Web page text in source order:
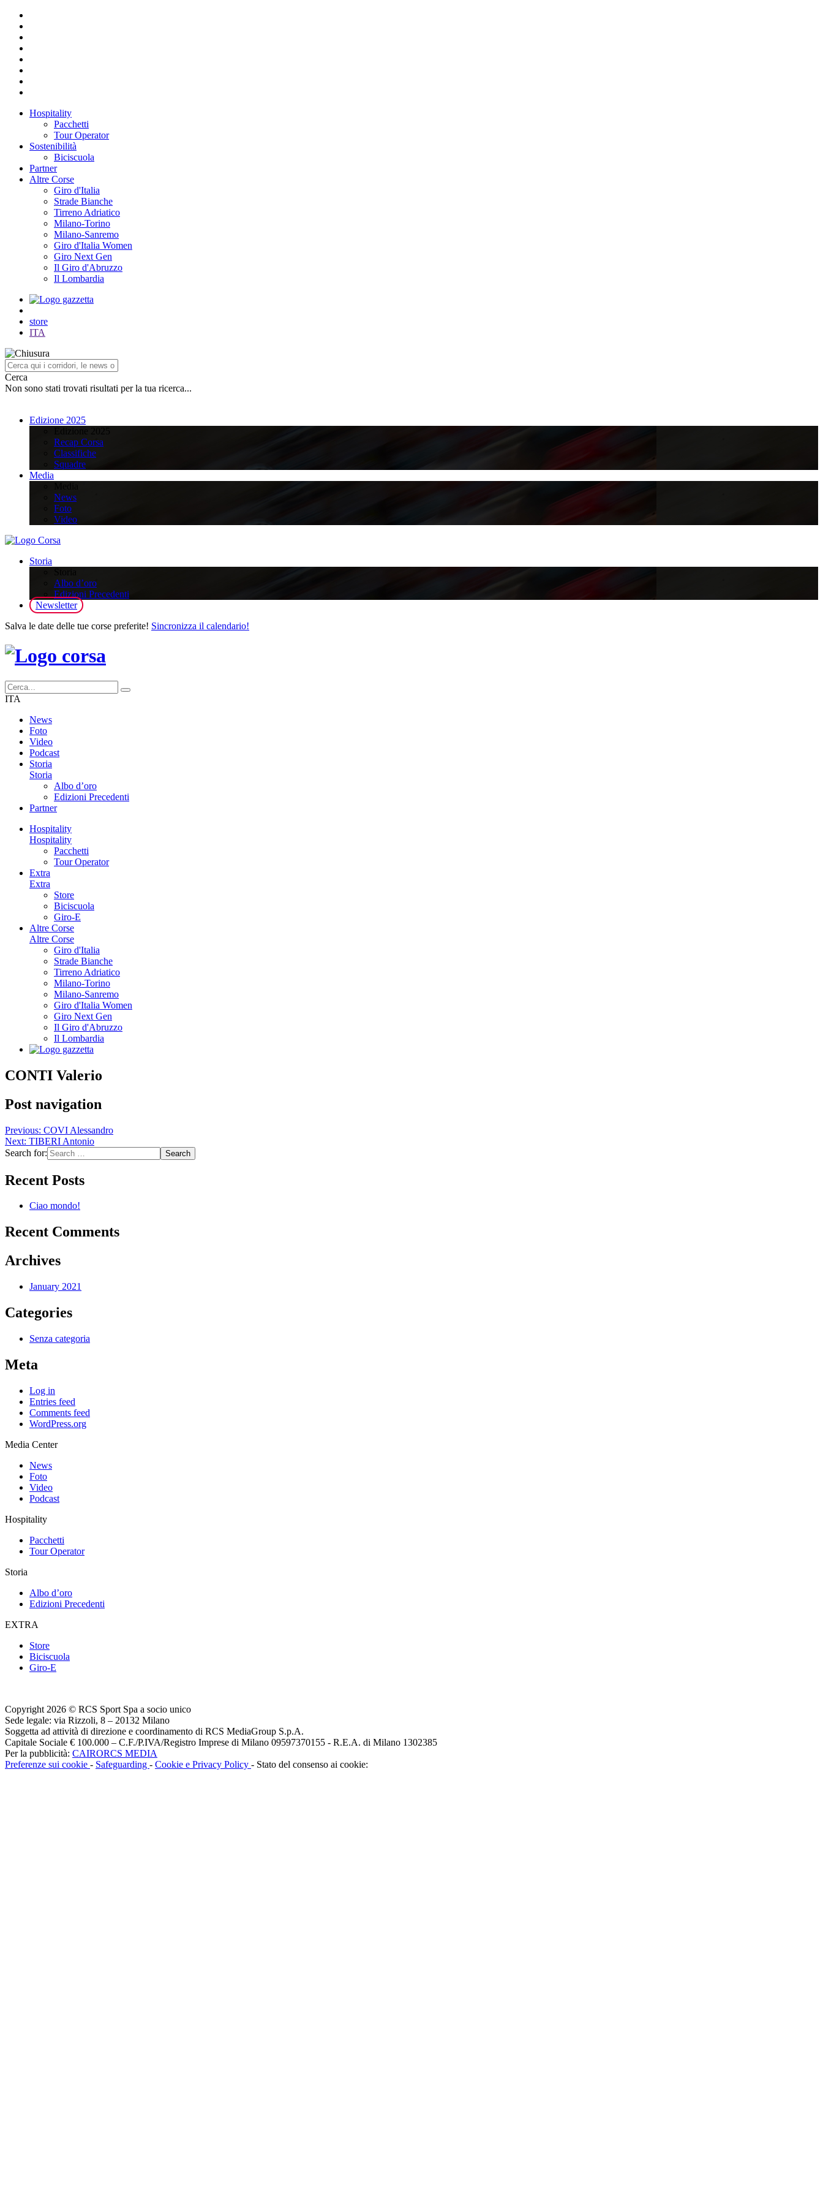
Hospitality
Pacchetti
Tour Operator
Sostenibilità
Biciscuola
Partner
Altre Corse
Giro d'Italia
Strade Bianche
Tirreno Adriatico
Milano-Torino
Milano-Sanremo
Giro d'Italia Women
Giro Next Gen
Il Giro d'Abruzzo
Il Lombardia
store
ITA
Cerca
Non sono stati trovati risultati per la tua ricerca...
Edizione 2025
Recap Corsa
Classifiche
Squadre
Media
News
Foto
Video
Storia
Albo d’oro
Edizioni Precedenti
Newsletter
Salva le date delle tue corse preferite! Sincronizza il calendario!
ITA
News
Foto
Video
Podcast
Storia
Storia
Albo d’oro
Edizioni Precedenti
Partner
Hospitality
Hospitality
Pacchetti
Tour Operator
Extra
Extra
Store
Biciscuola
Giro-E
Altre Corse
Altre Corse
Giro d'Italia
Strade Bianche
Tirreno Adriatico
Milano-Torino
Milano-Sanremo
Giro d'Italia Women
Giro Next Gen
Il Giro d'Abruzzo
Il Lombardia
CONTI Valerio
Post navigation
Previous: COVI Alessandro
Next: TIBERI Antonio
Search for:
Recent Posts
Ciao mondo!
Recent Comments
Archives
January 2021
Categories
Senza categoria
Meta
Log in
Entries feed
Comments feed
WordPress.org
Media Center
News
Foto
Video
Podcast
Hospitality
Pacchetti
Tour Operator
Storia
Albo d’oro
Edizioni Precedenti
EXTRA
Store
Biciscuola
Giro-E
Copyright 2026 © RCS Sport Spa a socio unico
Sede legale: via Rizzoli, 8 – 20132 Milano
Soggetta ad attività di direzione e coordinamento di RCS MediaGroup S.p.A.
Capitale Sociale € 100.000 – C.F./P.IVA/Registro Imprese di Milano 09597370155 - R.E.A. di Milano 1302385
Per la pubblicità: CAIRORCS MEDIA
Preferenze sui cookie - Safeguarding - Cookie e Privacy Policy - Stato del consenso ai cookie: